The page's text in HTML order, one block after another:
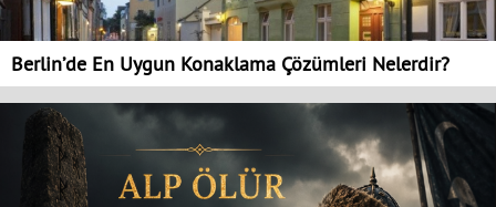
Berlin’de En Uygun Konaklama Çözümleri Nelerdir?